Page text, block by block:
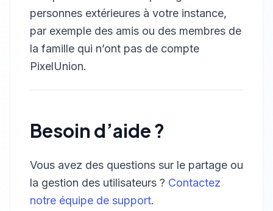
personnes extérieures à votre instance,
par exemple des amis ou des membres de
la famille qui n’ont pas de compte
PixelUnion.
Besoin d’aide ?
Vous avez des questions sur le partage ou
la gestion des utilisateurs ? Contactez
notre équipe de support.